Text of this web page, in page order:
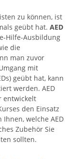
zu können, ist
geübt hat. AED
Hilfe-Ausbildung
die
man zuvor
mit
geübt hat, kann
werden. AED
entwickelt
den Einsatz
welche AED
Zubehör Sie
sollten.